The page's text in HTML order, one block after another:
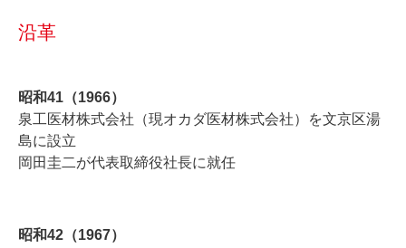
沿革
昭和41（1966）
泉工医材株式会社（現オカダ医材株式会社）を文京区湯
島に設立
岡田圭二が代表取締役社長に就任
昭和42（1967）